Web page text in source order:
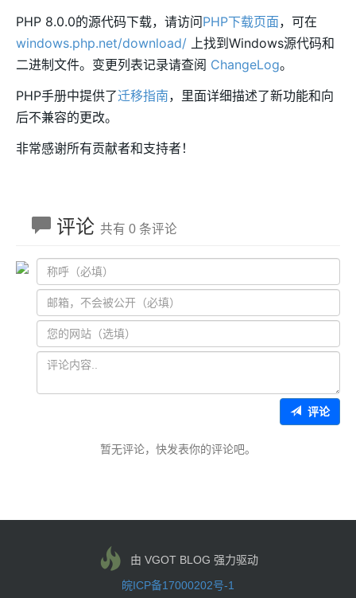
PHP 8.0.0的源代码下载，请访问PHP下载页面，可在
windows.php.net/download/ 上找到Windows源代码和
二进制文件。变更列表记录请查阅 ChangeLog。
PHP手册中提供了迁移指南，里面详细描述了新功能和向
后不兼容的更改。
非常感谢所有贡献者和支持者！
评论 共有 0 条评论
评论
暂无评论，快发表你的评论吧。
由 VGOT BLOG 强力驱动
皖ICP备17000202号-1